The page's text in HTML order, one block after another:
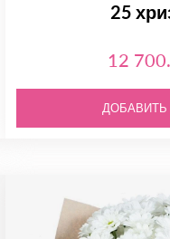
25
12
ДОБАВИТЬ